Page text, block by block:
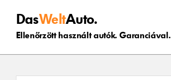
DasWeltAuto.
Ellenőrzött használt autók. Garanciával.